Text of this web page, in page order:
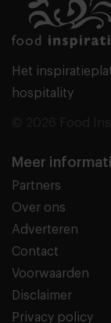
Het
hospitality
Meer
Partners
Over ons
Adverteren
Contact
Voorwaarden
Disclaimer
Privacy policy